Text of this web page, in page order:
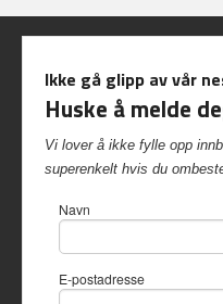
Frakt
Inshop.no Kvalvikveien
du får en
Ikke gå glipp av vår
Huske å melde
Vi lover å ikke fylle opp
superenkelt hvis du
Navn
E-postadresse